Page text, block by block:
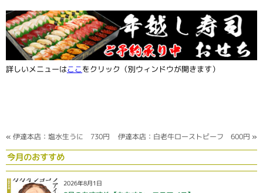
詳しいメニューはここをクリック（別ウィンドウが開きます）
« 伊達本店：塩水生うに 730円 伊達本店：白老牛ローストビーフ 600円 »
今月のおすすめ
2026年8月1日